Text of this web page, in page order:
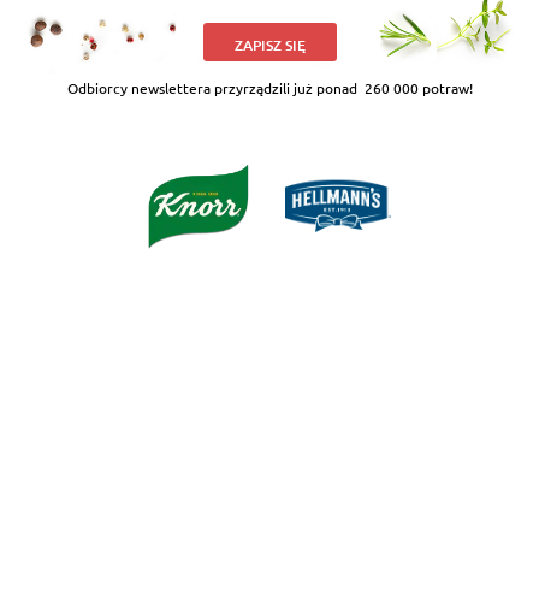
ZAPISZ SIĘ
Odbiorcy newslettera przyrządzili już ponad 260 000 potraw!